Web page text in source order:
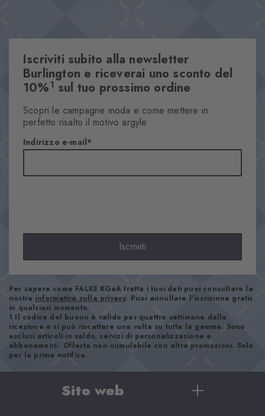
Iscriviti subito alla newsletter
Burlington e riceverai uno sconto del
10%1 sul tuo prossimo ordine
Scopri le campagne moda e come mettere in
perfetto risalto il motivo argyle
Indirizzo e-mail
Iscriviti
Per sapere come FALKE KGaA tratta i tuoi dati puoi consultare la
nostra informativa sulla privacy. Puoi annullare l'iscrizione gratis
in qualsiasi momento.
1 Il codice del buono è valido per quattro settimane dalla
ricezione e si può riscattare una volta su tutta la gamma. Sono
esclusi articoli in saldo, servizi di personalizzazione e
abbonamenti. Offerta non cumulabile con altre promozioni. Solo
per la prima notifica.
Sito web